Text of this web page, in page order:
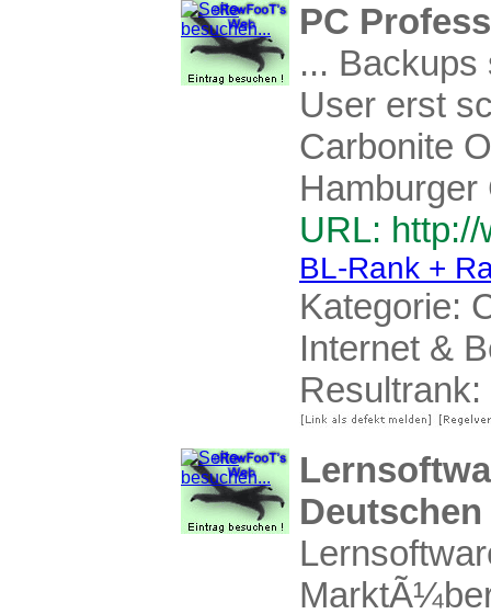
PC
... Backups
User erst
Carbonite
Hamburger
URL:
BL-Rank +
Kategorie:
Internet &
Resultrank: